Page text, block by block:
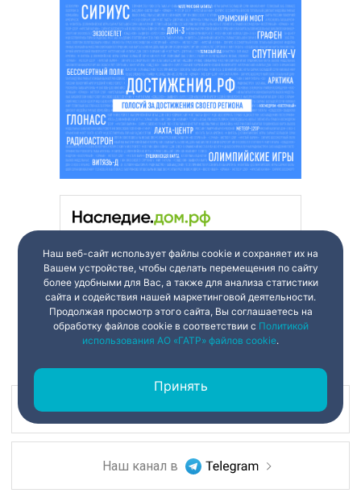
Наш канал в
Наш канал в
Наш веб-сайт использует файлы cookie и сохраняет их на
Вашем устройстве, чтобы сделать перемещения по сайту
более удобными для Вас, а также для анализа статистики
сайта и содействия нашей маркетинговой деятельности.
Продолжая просмотр этого сайта, Вы соглашаетесь на
обработку файлов cookie в соответствии с Политикой
использования АО «ГАТР» файлов cookie.
Принять